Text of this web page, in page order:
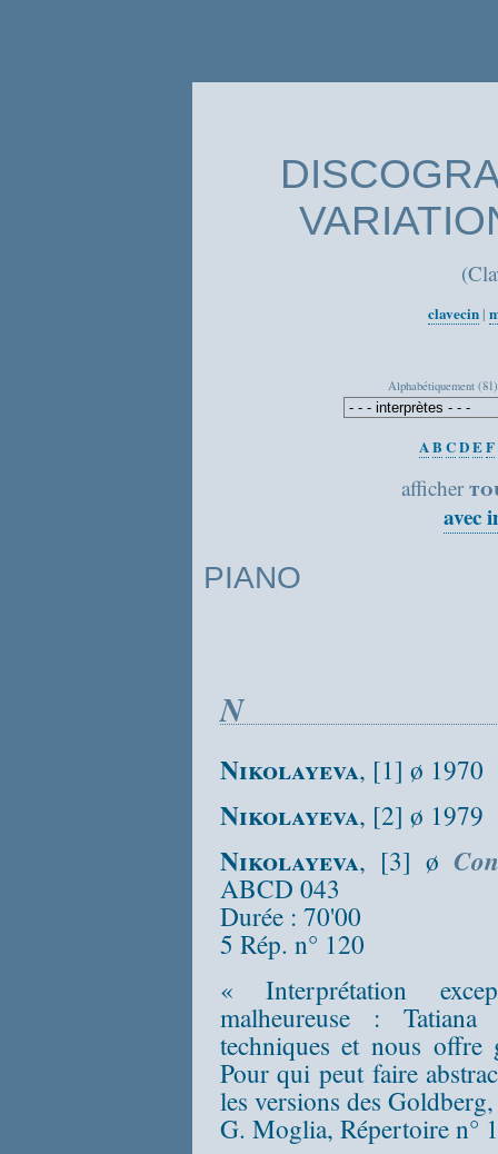
clavecin |
Alphabétiquement (81)
AB CDEF
afficher
avec
PIANO
N
Nikolayeva, [1] ø 1970
Nikolayeva, [2] ø 1979
Nikolayeva, [3] ø
ABCD 043
Durée : 70'00
5 Rép. n° 120
« Interprétation
malheureuse :
techniques et nous offre
Pour qui peut faire
les versions des
G. Moglia, Répertoire n°